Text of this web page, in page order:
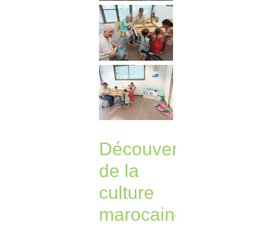
Découverte
de la
culture
marocaine